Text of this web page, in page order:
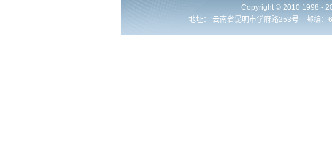
Copyright © 2010 1998 -
地址： 云南省昆明市学府路253号 邮编